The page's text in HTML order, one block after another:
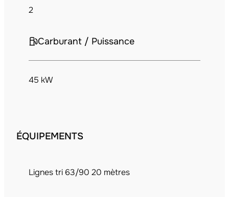
2
Carburant / Puissance
45 kW
ÉQUIPEMENTS
Lignes tri 63/90 20 mètres